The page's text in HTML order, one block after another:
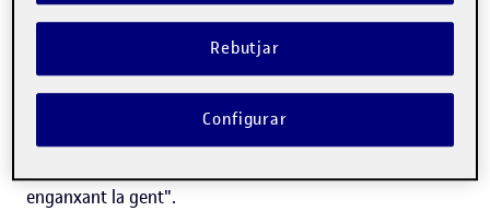
suggereix Ferran Lalueza,professor dels Estudis de
Ciències de la Informació i de la Comunicació de la
Universitat Oberta de Catalunya (UOC), com que "el
públic més jove ja no veu un partit sencer de futbol sense
enganxant la gent".
Rebutjar
Configurar